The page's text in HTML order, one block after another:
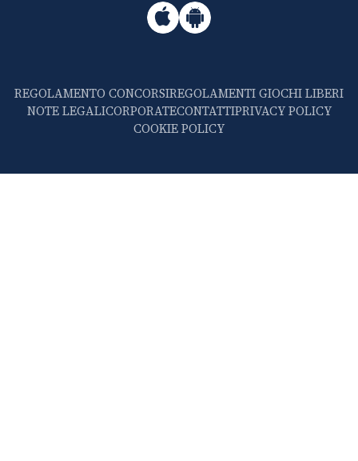
REGOLAMENTO CONCORSIREGOLAMENTI GIOCHI LIBERI
NOTE LEGALICORPORATECONTATTIPRIVACY POLICY
COOKIE POLICY